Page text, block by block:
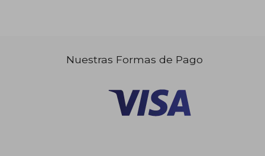
Nuestras Formas de Pago